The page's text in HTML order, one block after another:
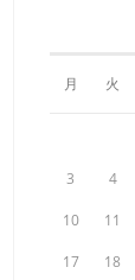
月 火
3 4
10 11
17 18